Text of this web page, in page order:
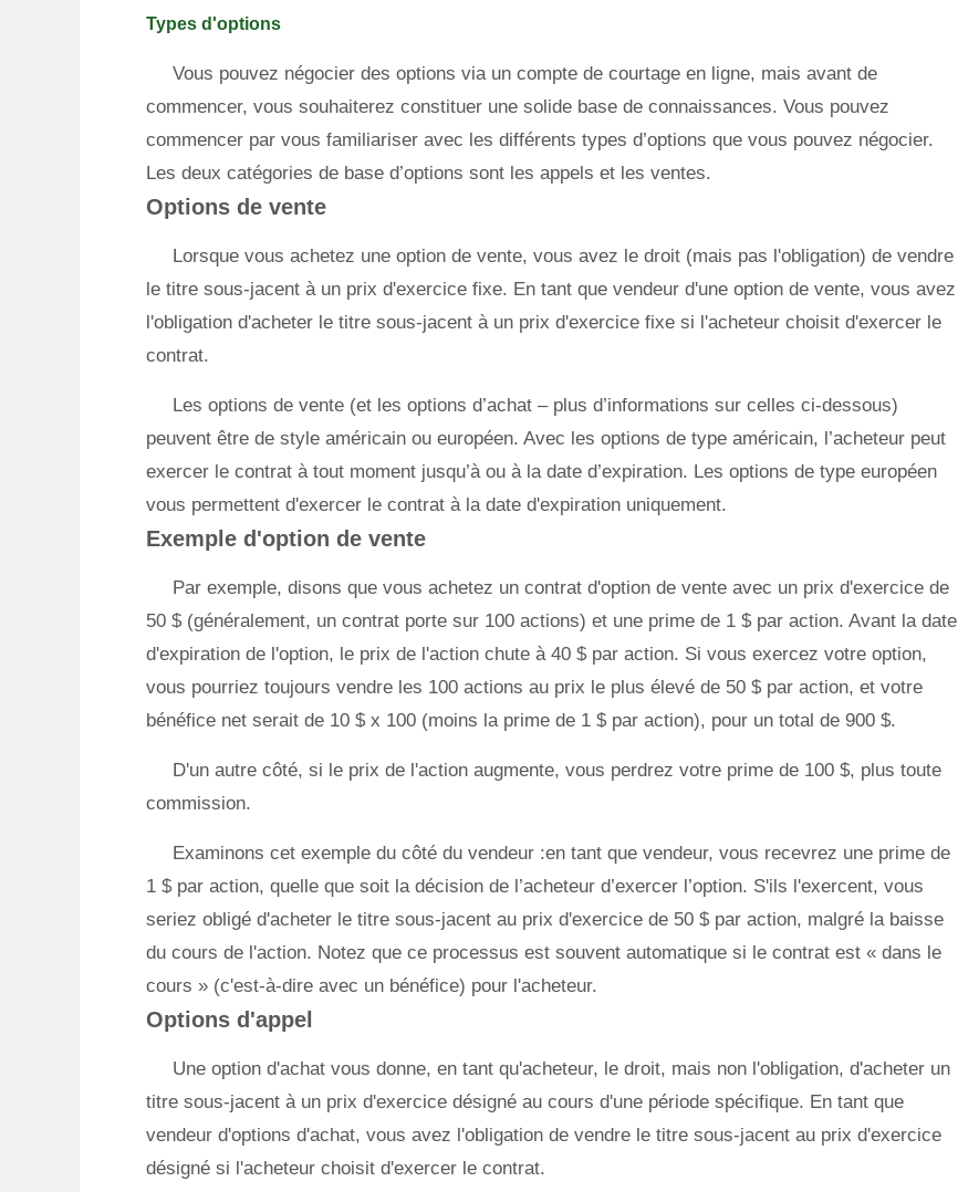
Types d'options
Vous pouvez négocier des options via un compte de courtage en ligne, mais avant de
commencer, vous souhaiterez constituer une solide base de connaissances. Vous pouvez
commencer par vous familiariser avec les différents types d’options que vous pouvez négocier.
Les deux catégories de base d’options sont les appels et les ventes.
Options de vente
Lorsque vous achetez une option de vente, vous avez le droit (mais pas l'obligation) de vendre
le titre sous-jacent à un prix d'exercice fixe. En tant que vendeur d'une option de vente, vous avez
l'obligation d'acheter le titre sous-jacent à un prix d'exercice fixe si l'acheteur choisit d'exercer le
contrat.
Les options de vente (et les options d’achat – plus d’informations sur celles ci-dessous)
peuvent être de style américain ou européen. Avec les options de type américain, l’acheteur peut
exercer le contrat à tout moment jusqu’à ou à la date d’expiration. Les options de type européen
vous permettent d'exercer le contrat à la date d'expiration uniquement.
Exemple d'option de vente
Par exemple, disons que vous achetez un contrat d'option de vente avec un prix d'exercice de
50 $ (généralement, un contrat porte sur 100 actions) et une prime de 1 $ par action. Avant la date
d'expiration de l'option, le prix de l'action chute à 40 $ par action. Si vous exercez votre option,
vous pourriez toujours vendre les 100 actions au prix le plus élevé de 50 $ par action, et votre
bénéfice net serait de 10 $ x 100 (moins la prime de 1 $ par action), pour un total de 900 $.
D'un autre côté, si le prix de l'action augmente, vous perdrez votre prime de 100 $, plus toute
commission.
Examinons cet exemple du côté du vendeur :en tant que vendeur, vous recevrez une prime de
1 $ par action, quelle que soit la décision de l’acheteur d’exercer l’option. S'ils l'exercent, vous
seriez obligé d'acheter le titre sous-jacent au prix d'exercice de 50 $ par action, malgré la baisse
du cours de l'action. Notez que ce processus est souvent automatique si le contrat est « dans le
cours » (c'est-à-dire avec un bénéfice) pour l'acheteur.
Options d'appel
Une option d'achat vous donne, en tant qu'acheteur, le droit, mais non l'obligation, d'acheter un
titre sous-jacent à un prix d'exercice désigné au cours d'une période spécifique. En tant que
vendeur d'options d'achat, vous avez l'obligation de vendre le titre sous-jacent au prix d'exercice
désigné si l'acheteur choisit d'exercer le contrat.